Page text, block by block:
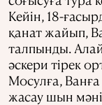
Кейін, 18-
қанат жайып,
талпынды.
әскери тірек
Мосулға,
жасау шын